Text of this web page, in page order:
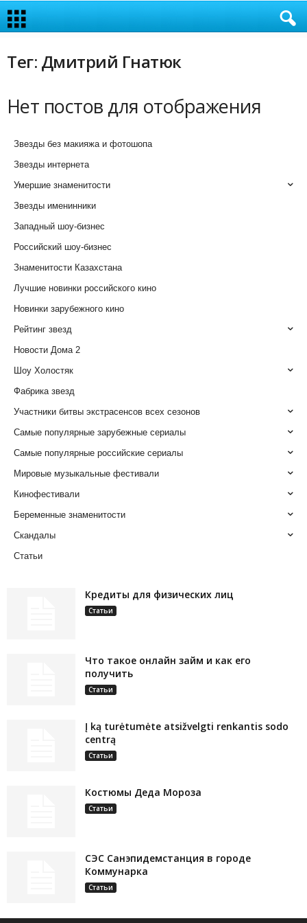
Тег: Дмитрий Гнатюк
Нет постов для отображения
Звезды без макияжа и фотошопа
Звезды интернета
Умершие знаменитости
Звезды именинники
Западный шоу-бизнес
Российский шоу-бизнес
Знаменитости Казахстана
Лучшие новинки российского кино
Новинки зарубежного кино
Рейтинг звезд
Новости Дома 2
Шоу Холостяк
Фабрика звезд
Участники битвы экстрасенсов всех сезонов
Самые популярные зарубежные сериалы
Самые популярные российские сериалы
Мировые музыкальные фестивали
Кинофестивали
Беременные знаменитости
Скандалы
Статьи
Кредиты для физических лиц
Статьи
Что такое онлайн займ и как его
получить
Статьи
Į ką turėtumėte atsižvelgti renkantis sodo
centrą
Статьи
Костюмы Деда Мороза
Статьи
СЭС Санэпидемстанция в городе
Коммунарка
Статьи